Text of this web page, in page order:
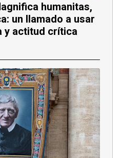
humanitas,
un llamado a usar
y actitud crítica